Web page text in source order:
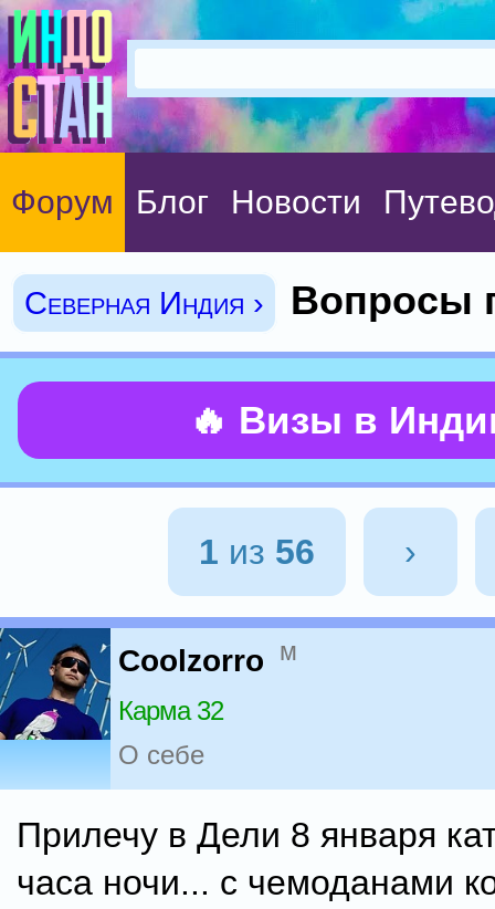
Форум Блог Новости
Северная Индия › Вопросы
🔥 Визы в
1 из 56 ›
Coolzorro м
Карма 32
О себе
Прилечу в Дели 8 января
часа ночи... с чемоданами